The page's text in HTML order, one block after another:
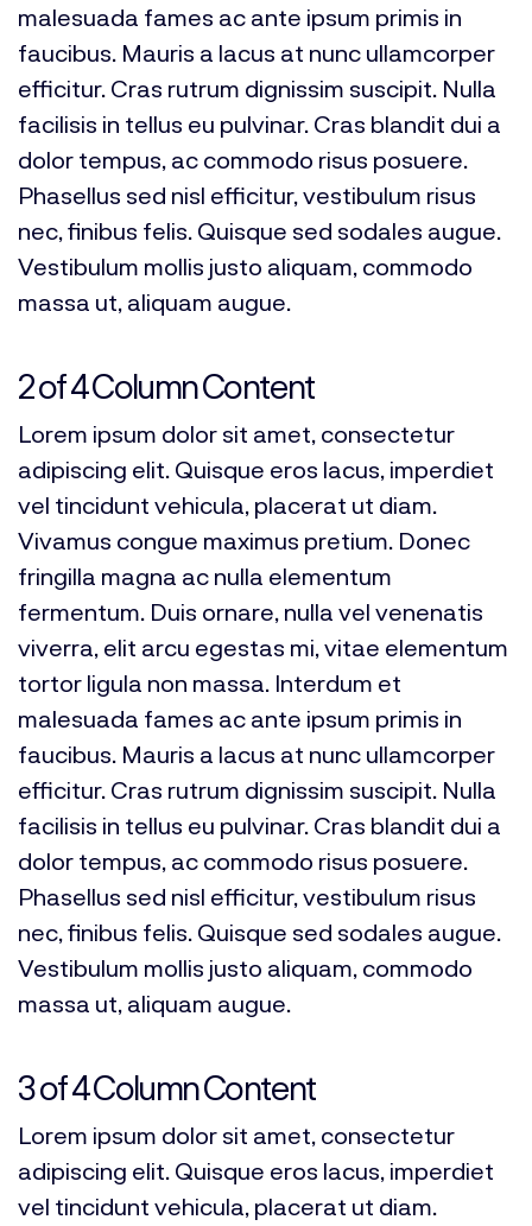
malesuada fames ac ante ipsum primis in
faucibus. Mauris a lacus at nunc ullamcorper
efficitur. Cras rutrum dignissim suscipit. Nulla
facilisis in tellus eu pulvinar. Cras blandit dui a
dolor tempus, ac commodo risus posuere.
Phasellus sed nisl efficitur, vestibulum risus
nec, finibus felis. Quisque sed sodales augue.
Vestibulum mollis justo aliquam, commodo
massa ut, aliquam augue.
2 of 4 Column Content
Lorem ipsum dolor sit amet, consectetur
adipiscing elit. Quisque eros lacus, imperdiet
vel tincidunt vehicula, placerat ut diam.
Vivamus congue maximus pretium. Donec
fringilla magna ac nulla elementum
fermentum. Duis ornare, nulla vel venenatis
viverra, elit arcu egestas mi, vitae elementum
tortor ligula non massa. Interdum et
malesuada fames ac ante ipsum primis in
faucibus. Mauris a lacus at nunc ullamcorper
efficitur. Cras rutrum dignissim suscipit. Nulla
facilisis in tellus eu pulvinar. Cras blandit dui a
dolor tempus, ac commodo risus posuere.
Phasellus sed nisl efficitur, vestibulum risus
nec, finibus felis. Quisque sed sodales augue.
Vestibulum mollis justo aliquam, commodo
massa ut, aliquam augue.
3 of 4 Column Content
Lorem ipsum dolor sit amet, consectetur
adipiscing elit. Quisque eros lacus, imperdiet
vel tincidunt vehicula, placerat ut diam.